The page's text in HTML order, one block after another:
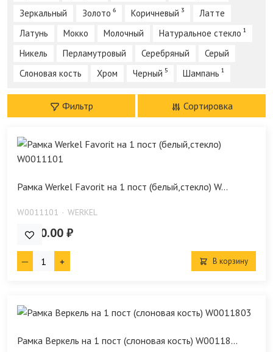
Зеркальный
Золото 6 Коричневый 3
Латте
Латунь
Мокко Молочный Натуральное стекло 1
Никель Перламутровый Серебряный
Серый
Слоновая кость
Хром Черный 5 Шампань 1
Фильтр Сортировка
Рамка Werkel Favorit на 1 пост (белый,стекло) W...
W0011101 WERKEL
1 840.00 ₽
В корзину
Рамка Веркель на 1 пост (слоновая кость) W00118...